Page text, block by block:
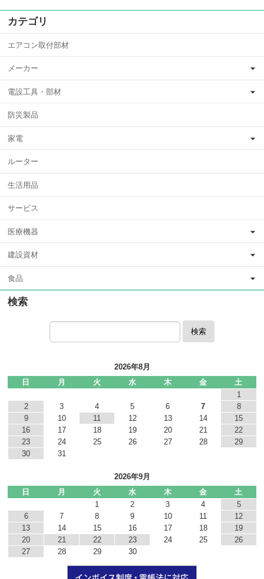
カテゴリ
エアコン取付部材
メーカー
電設工具・部材
防災製品
家電
ルーター
生活用品
サービス
医療機器
建設資材
食品
検索
検索
2026年8月
日
月 火 水 木 金
土
1
2
3 4 5 6 7
8
9
10 11 12 13 14
15
16
17 18 19 20 21
22
23
24 25 26 27 28
29
30
31
2026年9月
日
月 火 水 木 金
土
1
2 3 4
5
6
7 8 9 10 11
12
13
14 15 16 17 18
19
20
21 22 23 24 25
26
27
28 29 30